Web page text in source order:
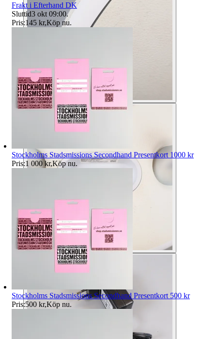
Frakt i Efterhand DK
Sluttid3 okt 09:00.
Pris:145 kr,Köp nu.
Stockholms Stadsmissions Secondhand Presentkort 1000 kr
Pris:1 000 kr,Köp nu.
Stockholms Stadsmissions Secondhand Presentkort 500 kr
Pris:500 kr,Köp nu.